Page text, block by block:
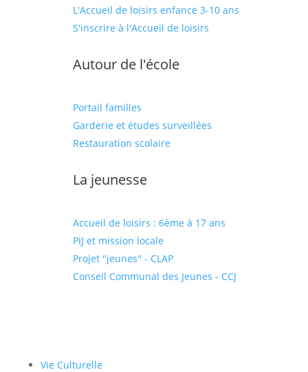
L'Accueil de loisirs enfance 3-10 ans
S'inscrire à l'Accueil de loisirs
Autour de l'école
Portail familles
Garderie et études surveillées
Restauration scolaire
La jeunesse
Accueil de loisirs : 6ème à 17 ans
PIJ et mission locale
Projet "jeunes" - CLAP
Conseil Communal des Jeunes - CCJ
Vie Culturelle